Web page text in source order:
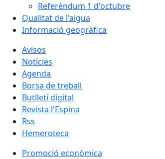
Referèndum 1 d'octubre
Qualitat de l'aigua
Informació geogràfica
Avisos
Notícies
Agenda
Borsa de treball
Butlletí digital
Revista l'Espina
Rss
Hemeroteca
Promoció econòmica